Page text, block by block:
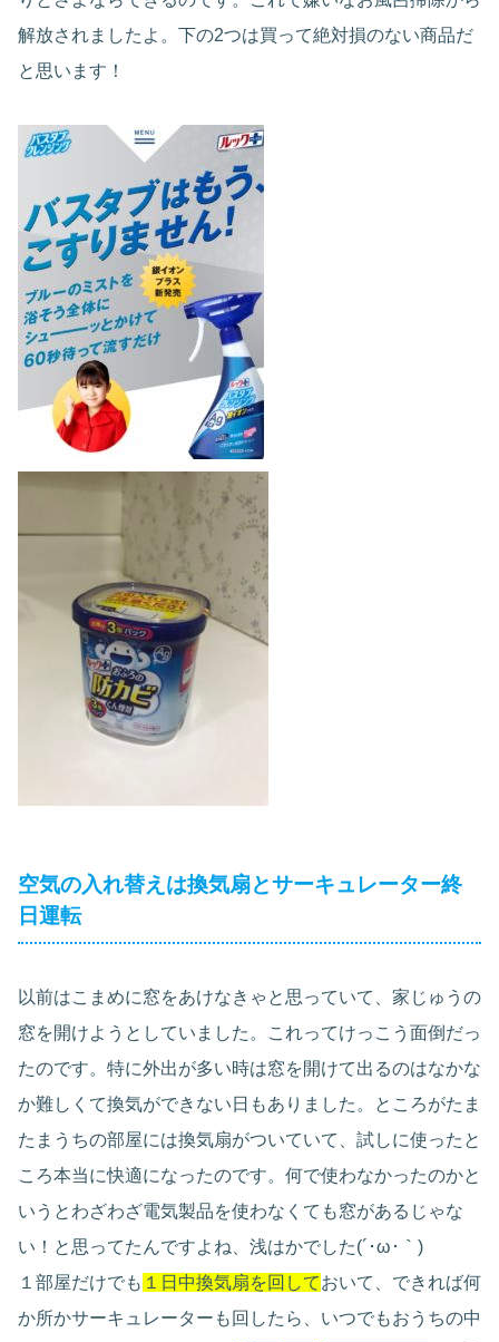
解放されましたよ。下の2つは買って絶対損のない商品だ
と思います！
空気の入れ替えは換気扇とサーキュレーター終
日運転
以前はこまめに窓をあけなきゃと思っていて、家じゅうの
窓を開けようとしていました。これってけっこう面倒だっ
たのです。特に外出が多い時は窓を開けて出るのはなかな
か難しくて換気ができない日もありました。ところがたま
たまうちの部屋には換気扇がついていて、試しに使ったと
ころ本当に快適になったのです。何で使わなかったのかと
いうとわざわざ電気製品を使わなくても窓があるじゃな
い！と思ってたんですよね、浅はかでした(´･ω･｀)
１部屋だけでも １日中換気扇を回しておいて、できれば何
か所かサーキュレーターも回したら、いつでもおうちの中